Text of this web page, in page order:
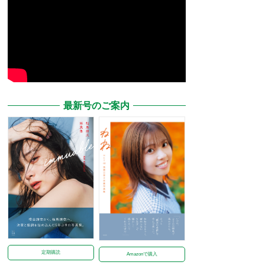
最新号のご案内
定期購読 Amazonで購入